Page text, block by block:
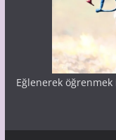
Eğlenerek öğrenmek